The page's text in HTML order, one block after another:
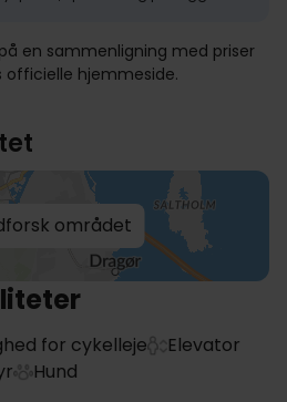
en sammenligning med priser
hjemmeside.
området
for cykelleje
Elevator
Hund